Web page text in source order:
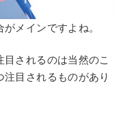
メインですよね。
されるのは当然のこ
目されるものがあり